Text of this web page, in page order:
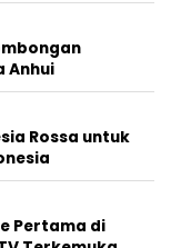
Anhui
Rossa untuk
Pertama di